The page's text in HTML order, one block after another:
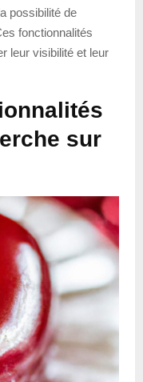
possibilité de
fonctionnalités
leur visibilité et leur
sur